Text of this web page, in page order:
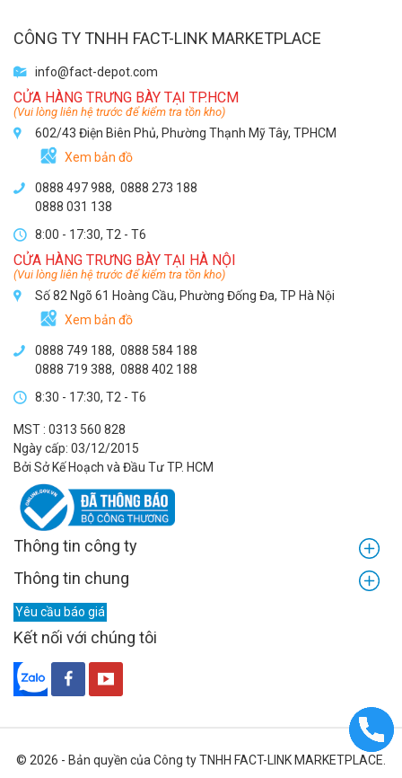
CÔNG TY TNHH FACT-LINK MARKETPLACE
info@fact-depot.com
CỬA HÀNG TRƯNG BÀY TẠI TP.HCM
(Vui lòng liên hệ trước để kiểm tra tồn kho)
602/43 Điện Biên Phủ, Phường Thạnh Mỹ Tây, TPHCM
Xem bản đồ
0888 497 988, 0888 273 188
0888 031 138
8:00 - 17:30, T2 - T6
CỬA HÀNG TRƯNG BÀY TẠI HÀ NỘI
(Vui lòng liên hệ trước để kiểm tra tồn kho)
Số 82 Ngõ 61 Hoàng Cầu, Phường Đống Đa, TP Hà Nội
Xem bản đồ
0888 749 188, 0888 584 188
0888 719 388, 0888 402 188
8:30 - 17:30, T2 - T6
MST : 0313 560 828
Ngày cấp: 03/12/2015
Bởi Sở Kế Hoạch và Đầu Tư TP. HCM
Thông tin công ty
Thông tin chung
Yêu cầu báo giá
Kết nối với chúng tôi
© 2026 - Bản quyền của Công ty TNHH FACT-LINK MARKETPLACE.